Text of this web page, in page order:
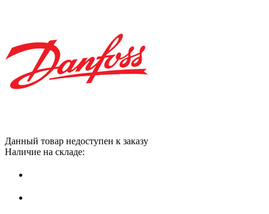
Данный товар недоступен к заказу
Наличие на складе: